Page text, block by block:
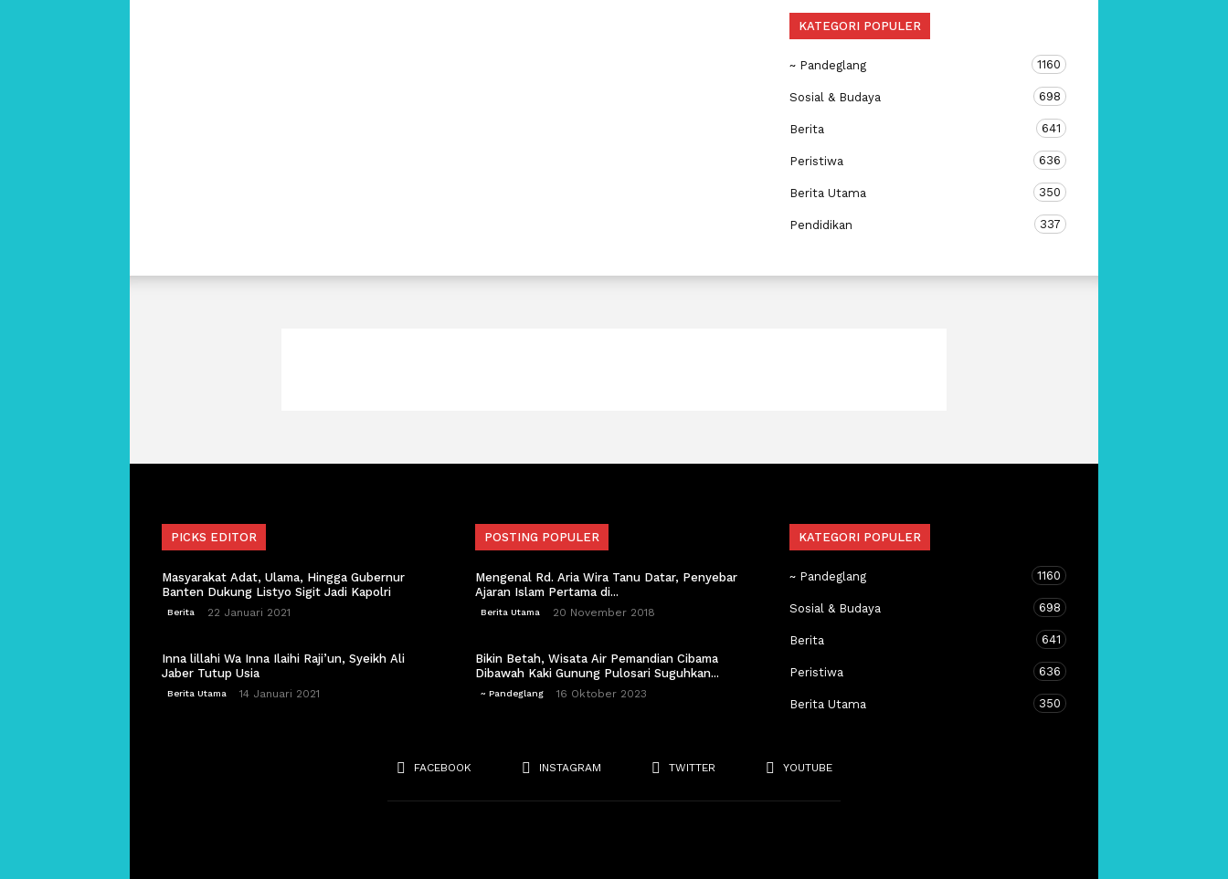
KATEGORI POPULER
~ Pandeglang 1160
Sosial & Budaya 698
Berita 641
Peristiwa 636
Berita Utama 350
Pendidikan 337
PICKS EDITOR
Masyarakat Adat, Ulama, Hingga Gubernur
Banten Dukung Listyo Sigit Jadi Kapolri
Berita 22 Januari 2021
Inna lillahi Wa Inna Ilaihi Raji’un, Syeikh Ali
Jaber Tutup Usia
Berita Utama 14 Januari 2021
POSTING POPULER
Mengenal Rd. Aria Wira Tanu Datar, Penyebar
Ajaran Islam Pertama di...
Berita Utama 20 November 2018
Bikin Betah, Wisata Air Pemandian Cibama
Dibawah Kaki Gunung Pulosari Suguhkan...
~ Pandeglang 16 Oktober 2023
KATEGORI POPULER
~ Pandeglang 1160
Sosial & Budaya 698
Berita 641
Peristiwa 636
Berita Utama 350
FACEBOOK INSTAGRAM TWITTER YOUTUBE